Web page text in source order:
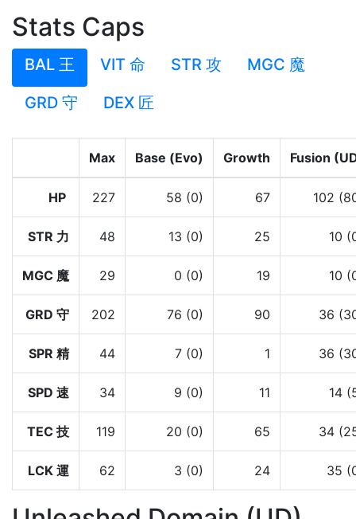
Stats Caps
BAL 王 VIT 命 STR 攻
MGC 魔
GRD 守
DEX 匠
Max Base (Evo) Growth Fusion
HP 227 58 (0) 67 102
STR 力 48 13 (0) 25 10
MGC 魔 29 0 (0) 19 10
GRD 守 202 76 (0) 90 36
SPR 精 44 7 (0) 1 36
SPD 速 34 9 (0) 11 14
TEC 技 119 20 (0) 65 34
LCK 運 62 3 (0) 24 35